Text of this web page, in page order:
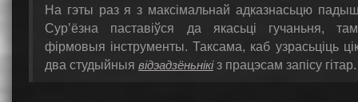
На гэты раз я з максімальнай адказнасьцю
Сур’ёзна паставіўся да якасьці гучаньня,
фірмовыя інструменты. Таксама, каб узрасьціць
два студыйныя відэадзёньнікіз працэсам запісу гітар.